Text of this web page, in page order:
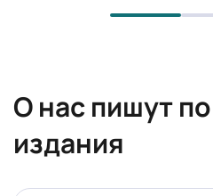
О нас пишут
издания